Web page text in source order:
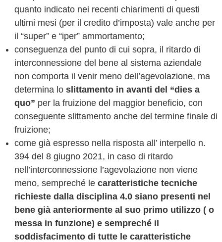
quanto indicato nei recenti chiarimenti di questi
ultimi mesi (per il credito d’imposta) vale anche per
il “super” e “iper” ammortamento;
conseguenza del punto di cui sopra, il ritardo di
interconnessione del bene al sistema aziendale
non comporta il venir meno dell’agevolazione, ma
determina lo slittamento in avanti del “dies a
quo” per la fruizione del maggior beneficio, con
conseguente slittamento anche del termine finale di
fruizione;
come già espresso nella risposta all’ interpello n.
394 del 8 giugno 2021, in caso di ritardo
nell’interconnessione l’agevolazione non viene
meno, sempreché le caratteristiche tecniche
richieste dalla disciplina 4.0 siano presenti nel
bene già anteriormente al suo primo utilizzo ( o
messa in funzione) e sempreché il
soddisfacimento di tutte le caratteristiche